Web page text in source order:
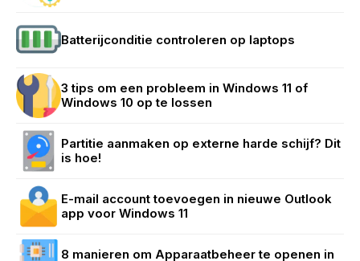
Batterijconditie controleren op laptops
3 tips om een probleem in Windows 11 of
Windows 10 op te lossen
Partitie aanmaken op externe harde schijf? Dit
is hoe!
E-mail account toevoegen in nieuwe Outlook
app voor Windows 11
8 manieren om Apparaatbeheer te openen in